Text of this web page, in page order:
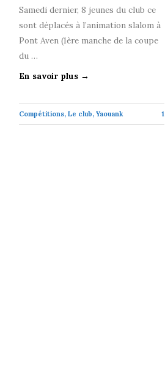
Samedi dernier, 8 jeunes du club ce
sont déplacés à l’animation slalom à
Pont Aven (1ère manche de la coupe
du …
En savoir plus →
Compétitions, Le club, Yaouank 1